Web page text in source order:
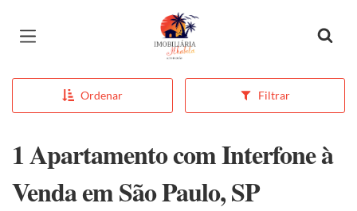
Página inicial
Ordenar Filtrar
1 Apartamento com Interfone à
Venda em São Paulo, SP